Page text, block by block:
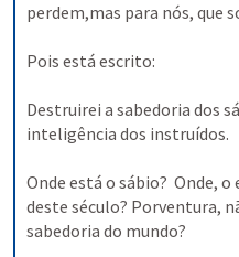
perdem,mas para nós, que
Pois está escrito:
Destruirei a sabedoria dos
inteligência dos instruídos.
Onde está o sábio?  Onde,
deste século? Porventura,
sabedoria do mundo?